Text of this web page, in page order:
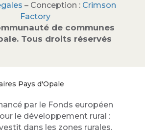
– Conception : Crimson
Factory
de communes
Tous droits réservés
par le Fonds européen
le développement rural :
dans les zones rurales.